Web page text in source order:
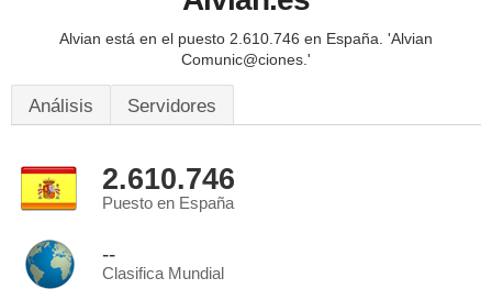
Alvian está en el puesto 2.610.746 en España. 'Alvian
Comunic@ciones.'
Análisis Servidores
2.610.746
Puesto en España
--
Clasifica Mundial